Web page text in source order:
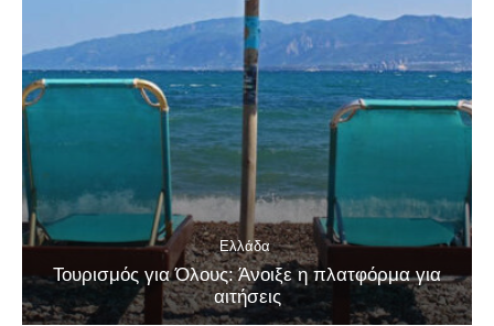
Ελλάδα
Τουρισμός για Όλους: Άνοιξε η πλατφόρμα για
αιτήσεις